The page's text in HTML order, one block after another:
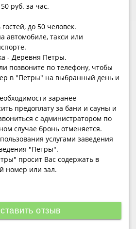
руб. за час.
до 50 человек.
автомобиле, такси или
- Деревня Петры.
позвоните по телефону, чтобы
в "Петры" на выбранный день и
заранее
предоплату за бани и сауны и
с администратором по
случае бронь отменяется.
услугами заведения
"Петры".
просит Вас содержать в
номер или зал.
отзыв